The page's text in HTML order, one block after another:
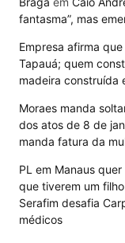
fantasma”, mas
Empresa afirma
Tapauá; quem
madeira construída
Moraes manda
dos atos de 8 de
manda fatura da
PL em Manaus
que tiverem um
Serafim desafia
médicos